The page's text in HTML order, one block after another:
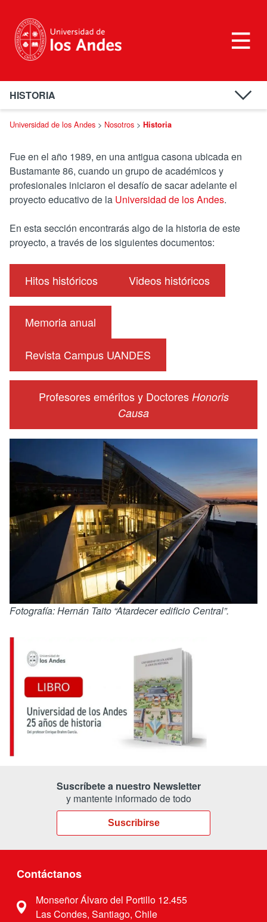
HISTORIA
Profesores Eméritos y Doctores Honoris Causa
Hitos
Memoria Anual
Revista Campus UANDES
Universidad de los Andes > Nosotros > Historia
Fue en el año 1989, en una antigua casona ubicada en
Bustamante 86, cuando un grupo de académicos y
profesionales iniciaron el desafío de sacar adelante el
proyecto educativo de la Universidad de los Andes.
En esta sección encontrarás algo de la historia de este
proyecto, a través de los siguientes documentos:
Hitos históricos Videos históricos
Memoria anual
Revista Campus UANDES
Profesores eméritos y Doctores Honoris
Causa
Fotografía: Hernán Taito “Atardecer edificio Central”.
Suscríbete a nuestro Newsletter
y mantente informado de todo
Suscribirse
Contáctanos
Monseñor Álvaro del Portillo 12.455
Las Condes, Santiago, Chile